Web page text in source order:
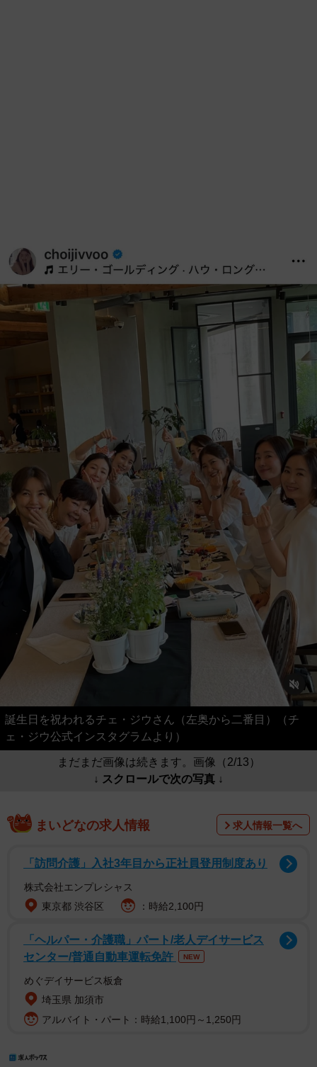
誕生日を祝われるチェ・ジウさん（左奥から二番目）（チ
ェ・ジウ公式インスタグラムより）
まだまだ画像は続きます。画像（2/13）
↓ スクロールで次の写真 ↓
まいどなの求人情報 求人情報一覧へ
「訪問介護」入社3年目から正社員登用制度あり
株式会社エンプレシャス
東京都 渋谷区
：時給2,100円
「ヘルパー・介護職」パート/老人デイサービス
センター/普通自動車運転免許
NEW
めぐデイサービス板倉
埼玉県 加須市
アルバイト・パート：時給1,100円～1,250円